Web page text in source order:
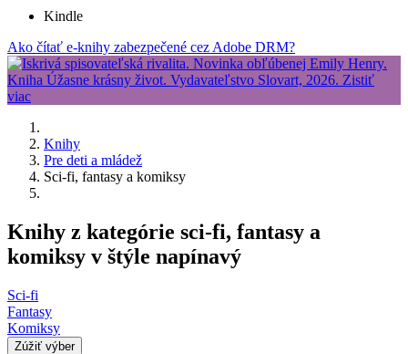
Kindle
Ako čítať e-knihy zabezpečené cez Adobe DRM?
Knihy
Pre deti a mládež
Sci-fi, fantasy a komiksy
Knihy z kategórie sci-fi, fantasy a
komiksy v štýle napínavý
Sci-fi
Fantasy
Komiksy
Zúžiť výber